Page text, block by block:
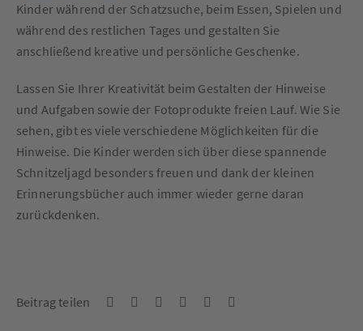
Kinder während der Schatzsuche, beim Essen, Spielen und
während des restlichen Tages und gestalten Sie
anschließend kreative und persönliche Geschenke.
Lassen Sie Ihrer Kreativität beim Gestalten der Hinweise
und Aufgaben sowie der Fotoprodukte freien Lauf. Wie Sie
sehen, gibt es viele verschiedene Möglichkeiten für die
Hinweise. Die Kinder werden sich über diese spannende
Schnitzeljagd besonders freuen und dank der kleinen
Erinnerungsbücher auch immer wieder gerne daran
zurückdenken.
Beitrag teilen